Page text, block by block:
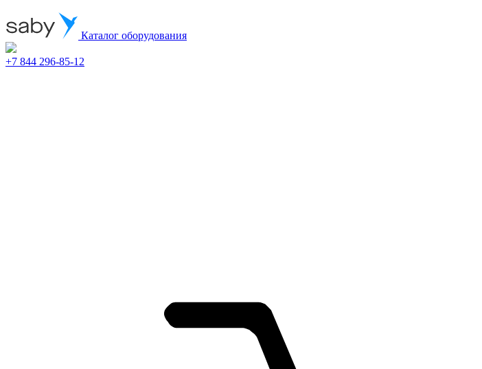
Каталог оборудования
+7 844 296-85-12